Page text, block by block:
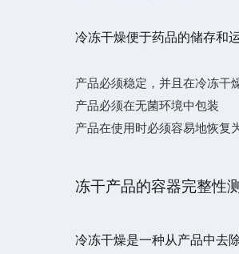
冷冻干燥便于药品的储存和
产品必须稳定，并且在冷冻干
产品必须在无菌环境中包装
产品在使用时必须容易地恢复
冻干产品的容器完整性
冷冻干燥是一种从产品中去